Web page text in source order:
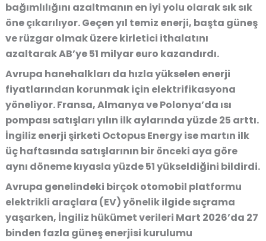
bağımlılığını azaltmanın en iyi yolu olarak sık sık
öne çıkarılıyor. Geçen yıl temiz enerji, başta güneş
ve rüzgar olmak üzere kirletici ithalatını
azaltarak AB’ye 51 milyar euro kazandırdı.
Avrupa hanehalkları da hızla yükselen enerji
fiyatlarından korunmak için elektrifikasyona
yöneliyor. Fransa, Almanya ve Polonya’da ısı
pompası satışları yılın ilk aylarında yüzde 25 arttı.
İngiliz enerji şirketi Octopus Energy ise martın ilk
üç haftasında satışlarının bir önceki aya göre
aynı döneme kıyasla yüzde 51 yükseldiğini bildirdi.
Avrupa genelindeki birçok otomobil platformu
elektrikli araçlara (EV) yönelik ilgide sıçrama
yaşarken, İngiliz hükümet verileri Mart 2026’da 27
binden fazla güneş enerjisi kurulumu